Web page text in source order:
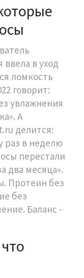
ввела в уход
ломкость
говорит:
увлажнения
А
делится:
раз в неделю
перестали
два месяца».
Протеин без
без
Баланс -